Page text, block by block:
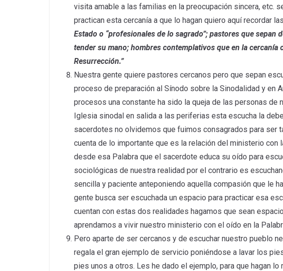
visita amable a las familias en la preocupación sincera, etc.
practican esta cercanía a que lo hagan quiero aquí recordar
Estado o “profesionales de lo sagrado”; pastores que
tender su mano; hombres contemplativos que en la
Resurrección.”
Nuestra gente quiere pastores cercanos pero que sepan
proceso de preparación al Sínodo sobre la Sinodalidad y en
procesos una constante ha sido la queja de las personas
Iglesia sinodal en salida a las periferias esta escucha la
sacerdotes no olvidemos que fuimos consagrados para ser
cuenta de lo importante que es la relación del ministerio
desde esa Palabra que el sacerdote educa su oído para
sociológicas de nuestra realidad por el contrario es
sencilla y paciente anteponiendo aquella compasión que le
gente busca ser escuchada un espacio para practicar esa
cuentan con estas dos realidades hagamos que sean
aprendamos a vivir nuestro ministerio con el oído en la
Pero aparte de ser cercanos y de escuchar nuestro pueblo
regala el gran ejemplo de servicio poniéndose a lavar los
pies unos a otros. Les he dado el ejemplo, para que hagan